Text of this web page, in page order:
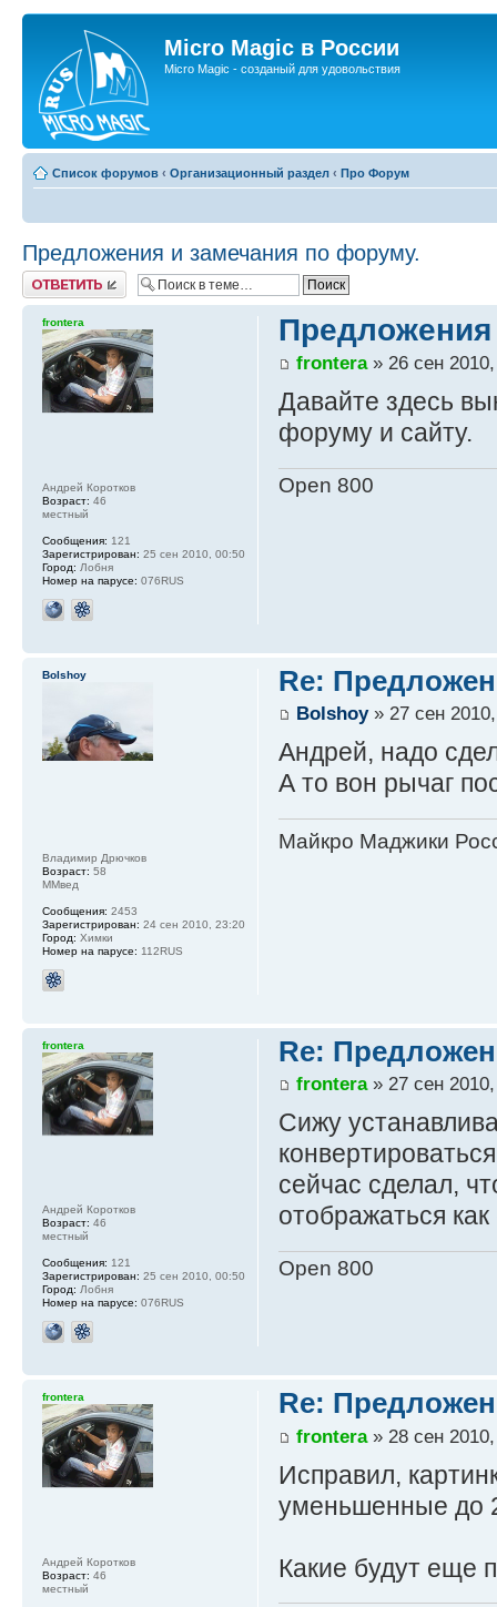
Micro Magic в России
Micro Magic - созданый для удовольствия
Список форумов ‹ Организационный раздел ‹ Про Форум
Предложения и замечания по форуму.
Ответить
frontera» 26 сен
Давайте здесь
форуму и сайту.
Open 800
frontera
Андрей Коротков
Возраст: 46
местный
Сообщения: 121
Зарегистрирован: 25 сен 2010, 00:50
Город: Лобня
Номер на парусе: 076RUS
Re:
Bolshoy» 27 сен
Андрей, надо
А то вон рычаг
Майкро Маджики
Bolshoy
Владимир Дрючков
Возраст: 58
ММвед
Сообщения: 2453
Зарегистрирован: 24 сен 2010, 23:20
Город: Химки
Номер на парусе: 112RUS
Re:
frontera» 27 сен
Сижу
сейчас сделал,
отображаться
Open 800
frontera
Андрей Коротков
Возраст: 46
местный
Сообщения: 121
Зарегистрирован: 25 сен 2010, 00:50
Город: Лобня
Номер на парусе: 076RUS
Re:
frontera» 28 сен
Исправил,
уменьшенные до
Какие будут еще
frontera
Андрей Коротков
Возраст: 46
местный